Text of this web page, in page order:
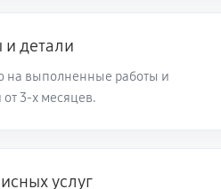
и детали
на выполненные работы и
3-х месяцев.
услуг